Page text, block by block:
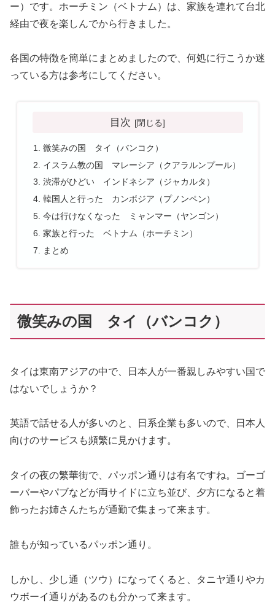
ー）です。ホーチミン（ベトナム）は、家族を連れて台北
経由で夜を楽しんでから行きました。
各国の特徴を簡単にまとめましたので、何処に行こうか迷
っている方は参考にしてください。
目次
微笑みの国 タイ（バンコク）
イスラム教の国 マレーシア（クアラルンプール）
渋滞がひどい インドネシア（ジャカルタ）
韓国人と行った カンボジア（プノンペン）
今は行けなくなった ミャンマー（ヤンゴン）
家族と行った ベトナム（ホーチミン）
まとめ
微笑みの国 タイ（バンコク）
タイは東南アジアの中で、日本人が一番親しみやすい国で
はないでしょうか？
英語で話せる人が多いのと、日系企業も多いので、日本人
向けのサービスも頻繁に見かけます。
タイの夜の繁華街で、パッポン通りは有名ですね。ゴーゴ
ーバーやパブなどが両サイドに立ち並び、夕方になると着
飾ったお姉さんたちが通勤で集まって来ます。
誰もが知っているパッポン通り。
しかし、少し通（ツウ）になってくると、タニヤ通りやカ
ウボーイ通りがあるのも分かって来ます。